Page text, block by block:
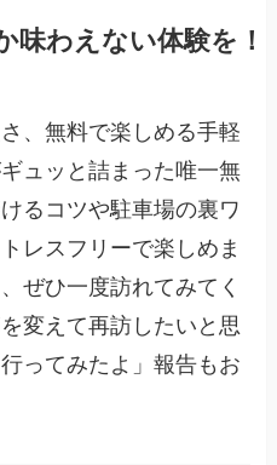
味わえない体験を！
、無料で楽しめる手軽
ュッと詰まった唯一無
るコツや駐車場の裏ワ
レスフリーで楽しめま
ぜひ一度訪れてみてく
変えて再訪したいと思
ってみたよ」報告もお